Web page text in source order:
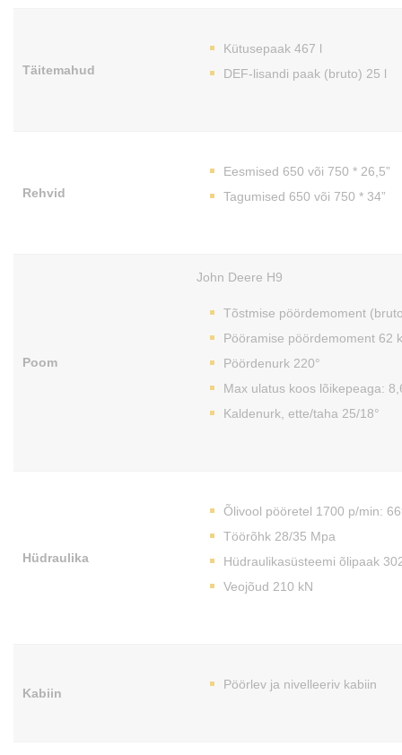
Täitemahud
Kütusepaak 467 l
DEF-lisandi paak (bruto) 25 l
Rehvid
Eesmised 650 või 750 * 26,5”
Tagumised 650 või 750 * 34”
Poom
John Deere H9
Tõstmise pöördemoment
Pööramise pöördemoment 62
Pöördenurk 220°
Max ulatus koos lõikepeaga:
Kaldenurk, ette/taha 25/18°
Hüdraulika
Õlivool pööretel 1700 p/min:
Töörõhk 28/35 Mpa
Hüdraulikasüsteemi õlipaak
Veojõud 210 kN
Kabiin
Pöörlev ja nivelleeriv kabiin